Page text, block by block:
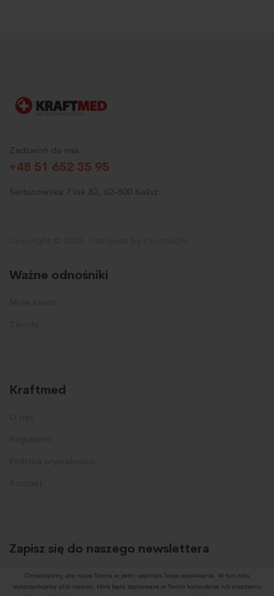
Zadzwoń do nas
+48 51 652 35 95
Serbinowska 7 lok 82, 62-800 Kalisz
Ważne odnośniki
Kraftmed
Zapisz się do naszego newslettera
I otrzymuj informację o promocjach oraz nowych produktach.
Chcielibyśmy, aby nasza Strona w pełni spełniała Twoje oczekiwania. W tym celu
wykorzystujemy pliki cookies, które będą zapisywane w Twoim komputerze lub urządzeniu